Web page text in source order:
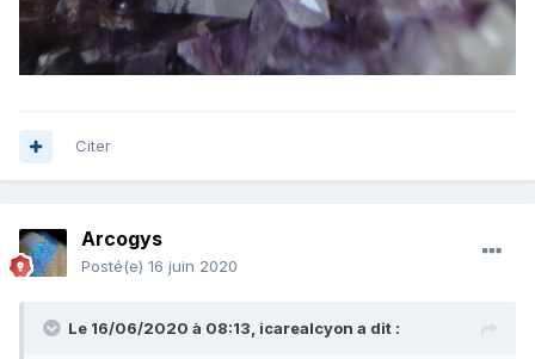
Citer
Arcogys
Posté(e) 16 juin 2020
Le 16/06/2020 à 08:13, icarealcyon a dit :